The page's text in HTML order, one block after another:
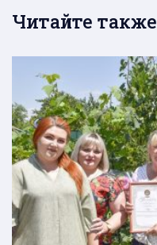
Читайте также